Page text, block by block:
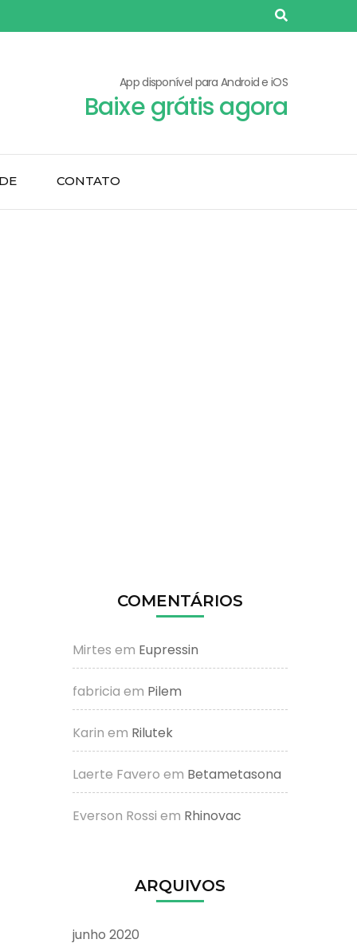
App disponível para Android e iOS
Baixe grátis agora
CONTATO
COMENTÁRIOS
Mirtes em Eupressin
fabricia em Pilem
Karin em Rilutek
Laerte Favero em Betametasona
Everson Rossi em Rhinovac
ARQUIVOS
junho 2020